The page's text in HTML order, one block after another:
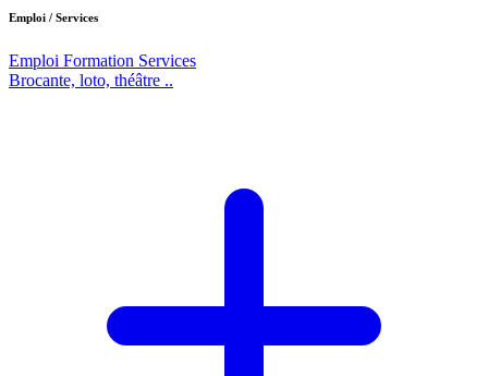
Emploi / Services
Emploi Formation Services
Brocante, loto, théâtre ..